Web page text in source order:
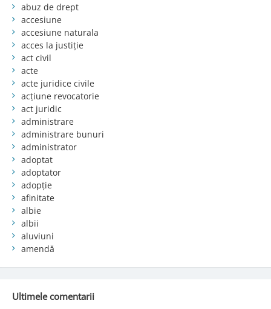
abuz de drept
accesiune
accesiune naturala
acces la justiție
act civil
acte
acte juridice civile
acțiune revocatorie
act juridic
administrare
administrare bunuri
administrator
adoptat
adoptator
adopție
afinitate
albie
albii
aluviuni
amendă
Ultimele comentarii